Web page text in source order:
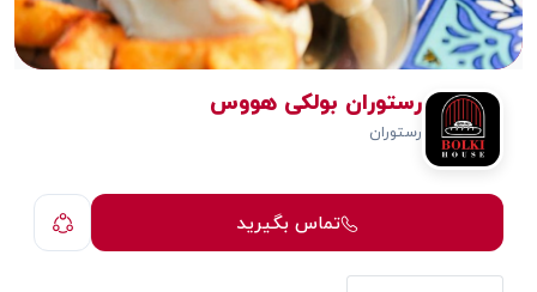
رستوران بولکی هووس
رستوران
تماس بگیرید